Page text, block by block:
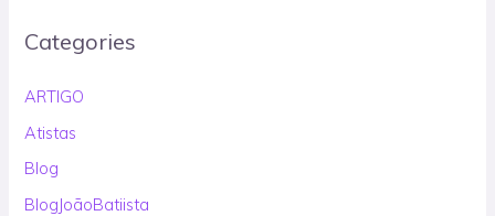
Categories
ARTIGO
Atistas
Blog
BlogJoãoBatiista